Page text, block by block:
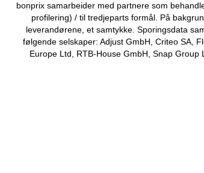
bonprix samarbeider med partnere som
profilering) / til tredjeparts formål. På
leverandørene, et samtykke. Sporingsdata
følgende selskaper: Adjust GmbH, Criteo SA,
Europe Ltd, RTB-House GmbH, Snap